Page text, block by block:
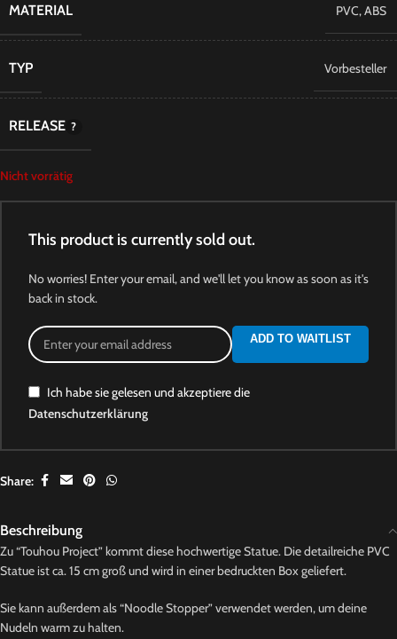
MATERIAL PVC,ABS
TYP Vorbesteller
RELEASE
Nicht vorrätig
This product is currently sold out.
No worries! Enter your email, and we'll let you know as soon as it's
back in stock.
ADD TO WAITLIST
Ich habe sie gelesen und akzeptiere die
Datenschutzerklärung
Share:
Beschreibung
Zu “Touhou Project” kommt diese hochwertige Statue. Die detailreiche PVC
Statue ist ca. 15 cm groß und wird in einer bedruckten Box geliefert.
Sie kann außerdem als “Noodle Stopper” verwendet werden, um deine
Nudeln warm zu halten.